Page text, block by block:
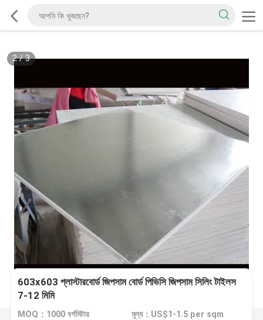
2/3
603x603 প্লাস্টারবোর্ড জিপসাম বোর্ড পিভিসি জিপসাম সিলিং টাইলস
7-12 মিমি
MOQ：1000 বর্গমিটার মূল্য：US$1-1.5 per sqm